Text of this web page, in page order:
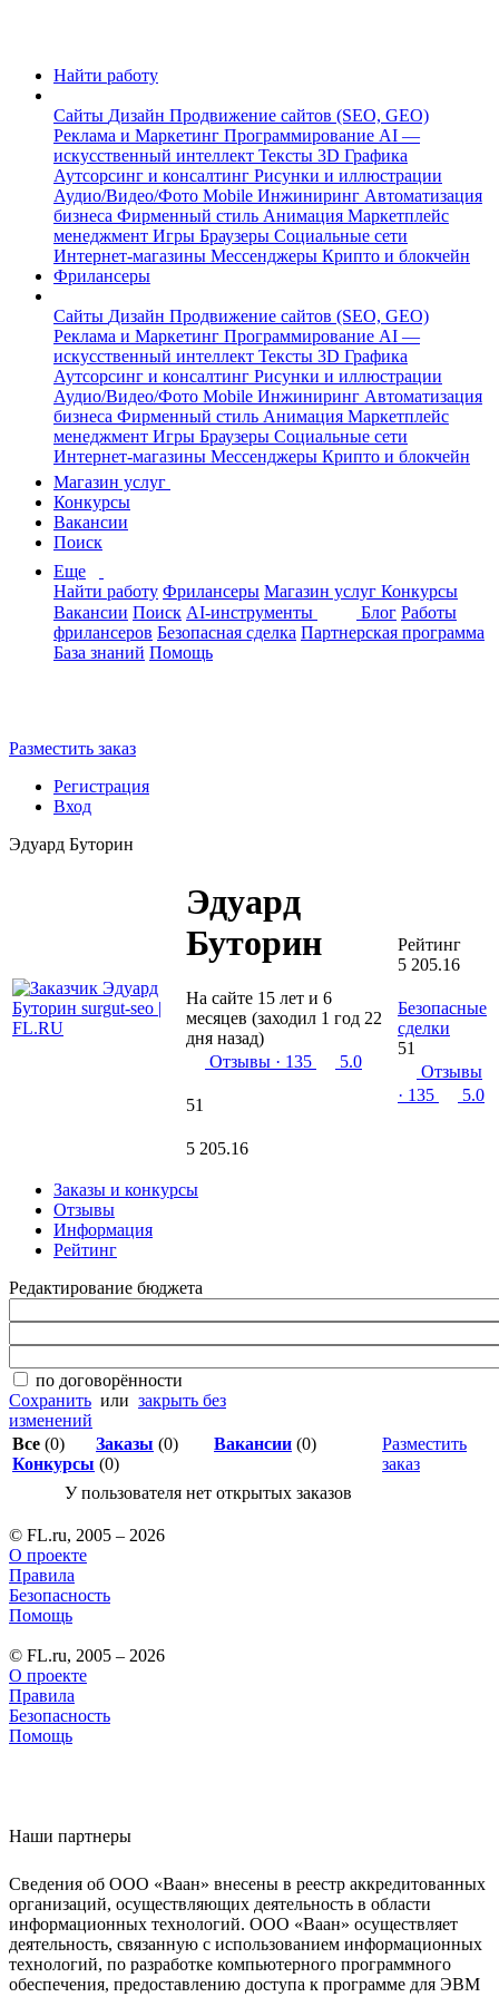
Найти работу
Сайты Дизайн Продвижение сайтов (SEO, GEO)
Реклама и Маркетинг Программирование AI —
искусственный интеллект Тексты 3D Графика
Аутсорсинг и консалтинг Рисунки и иллюстрации
Аудио/Видео/Фото Mobile Инжиниринг Автоматизация
бизнеса Фирменный стиль Анимация Маркетплейс
менеджмент Игры Браузеры Социальные сети
Интернет-магазины Мессенджеры Крипто и блокчейн
Фрилансеры
Сайты Дизайн Продвижение сайтов (SEO, GEO)
Реклама и Маркетинг Программирование AI —
искусственный интеллект Тексты 3D Графика
Аутсорсинг и консалтинг Рисунки и иллюстрации
Аудио/Видео/Фото Mobile Инжиниринг Автоматизация
бизнеса Фирменный стиль Анимация Маркетплейс
менеджмент Игры Браузеры Социальные сети
Интернет-магазины Мессенджеры Крипто и блокчейн
Магазин услуг
Конкурсы
Вакансии
Поиск
Еще
Найти работу Фрилансеры Магазин услуг Конкурсы
Вакансии Поиск AI-инструменты Блог Работы
фрилансеров Безопасная сделка Партнерская программа
База знаний Помощь
Разместить заказ
Регистрация
Вход
Эдуард Буторин
Эдуард
Буторин
На сайте 15 лет и 6
месяцев (заходил 1 год 22
дня назад)
Отзывы · 135 5.0
51
5 205.16
Рейтинг
5 205.16
Безопасные
сделки
51
Отзывы
· 135
5.0
Заказы и конкурсы
Отзывы
Информация
Рейтинг
Редактирование бюджета
по договорённости
Сохранить или закрыть без
изменений
Все (0) Заказы (0) Вакансии (0)
Конкурсы (0)
Разместить
заказ
У пользователя нет открытых заказов
© FL.ru, 2005 – 2026
О проекте
Правила
Безопасность
Помощь
© FL.ru, 2005 – 2026
О проекте
Правила
Безопасность
Помощь
Наши партнеры
Сведения об ООО «Ваан» внесены в реестр аккредитованных
организаций, осуществляющих деятельность в области
информационных технологий. ООО «Ваан» осуществляет
деятельность, связанную с использованием информационных
технологий, по разработке компьютерного программного
обеспечения, предоставлению доступа к программе для ЭВМ